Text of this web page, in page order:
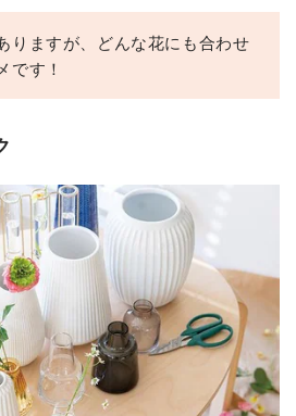
りますが、どんな花にも合わせ
です！